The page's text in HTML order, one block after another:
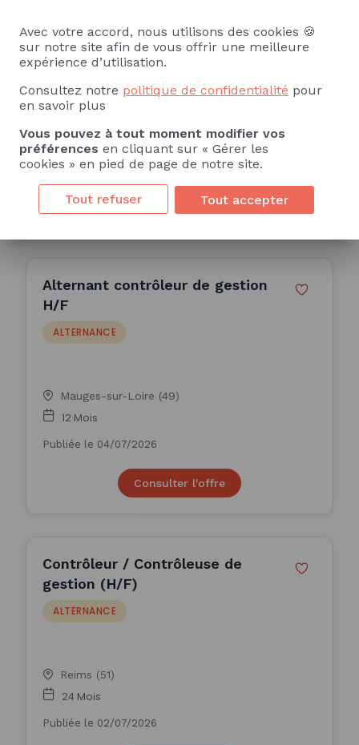
GESTION (H/F)
ALTERNANCE
Sodiaal - CB
12 Mois
Publiée le 07/07/2026
Consulter l'offre
Alternant contrôleur de gestion
H/F
ALTERNANCE
Mauges-sur-Loire (49)
12 Mois
Publiée le 04/07/2026
Consulter l'offre
Contrôleur / Contrôleuse de
gestion (H/F)
ALTERNANCE
Reims (51)
24 Mois
Publiée le 02/07/2026
Avec votre accord, nous utilisons des cookies 🍪
sur notre site afin de vous offrir une meilleure
expérience d’utilisation.
Consultez notre politique de confidentialité pour
en savoir plus
Vous pouvez à tout moment modifier vos
préférences en cliquant sur « Gérer les
cookies » en pied de page de notre site.
Tout refuser Tout accepter